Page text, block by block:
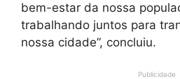
bem-estar da nossa
trabalhando juntos para
nossa cidade”, concluiu.
Publicidade